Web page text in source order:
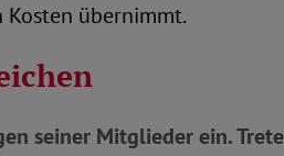
übernimmt.
seiner Mitglieder ein.